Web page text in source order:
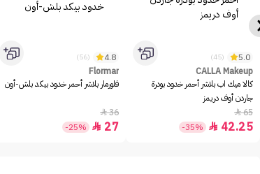
5.0
(45)
CALLA Makeup
كالا ميك اب بلاشر أحمر خدود بودرة
جاردن أوف دريمز
65

42.25

-35%
4.8
(56)
Flormar
فلورمار بلاشر أحمر خدود بيكد بلش-أون
36

27

-25%